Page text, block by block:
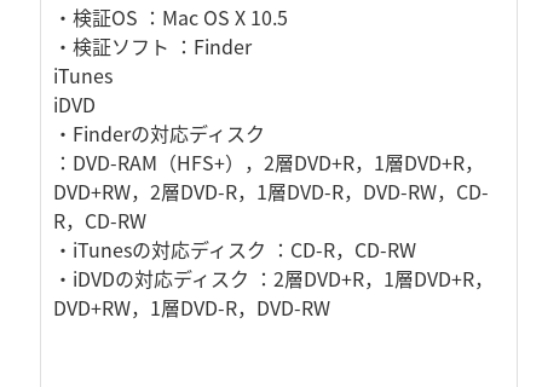
・検証OS ：Mac OS X 10.5
・検証ソフト ：Finder
iTunes
iDVD
・Finderの対応ディスク
：DVD-RAM（HFS+），2層DVD+R，1層DVD+R，
DVD+RW，2層DVD-R，1層DVD-R，DVD-RW，CD-
R，CD-RW
・iTunesの対応ディスク ：CD-R，CD-RW
・iDVDの対応ディスク ：2層DVD+R，1層DVD+R，
DVD+RW，1層DVD-R，DVD-RW